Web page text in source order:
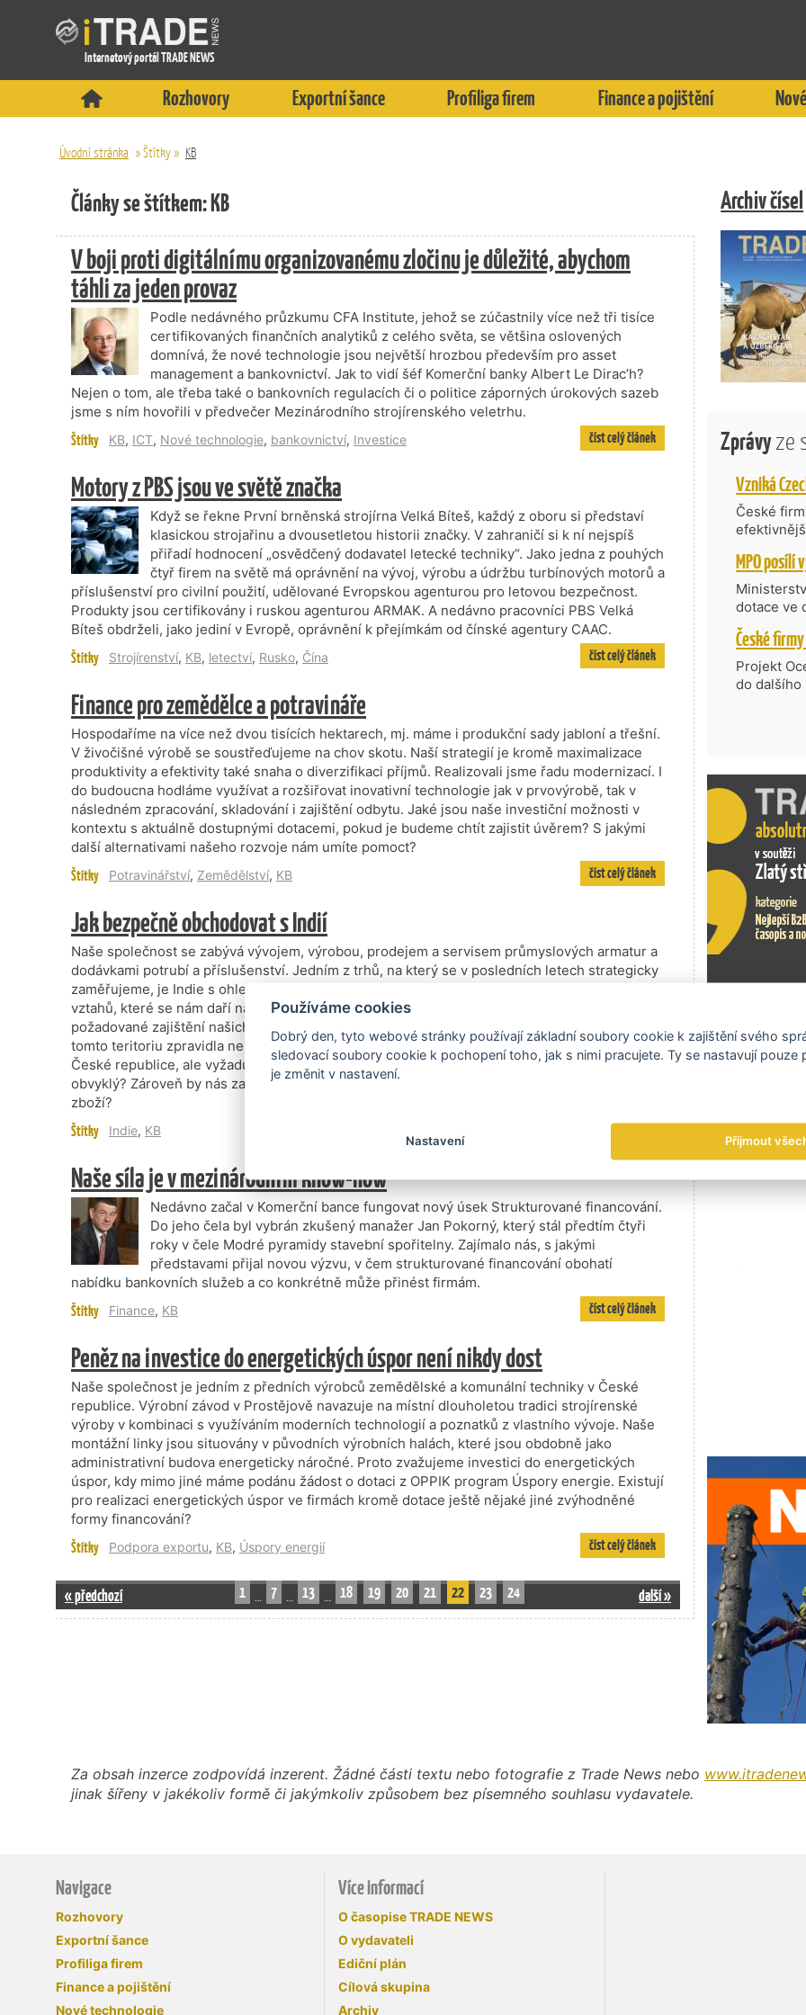
Internetový portál TRADE NEWS
Rozhovory Exportní šance Profiliga firem Finance a pojištění
Úvodní stránka »Štítky» KB
Články se štítkem: KB
V boji proti digitálnímu organizovanému zločinu je důležité, abychom
táhli za jeden provaz
Podle nedávného průzkumu CFA Institute, jehož se zúčastnily více než tři tisíce
certifikovaných finančních analytiků z celého světa, se většina oslovených
domnívá, že nové technologie jsou největší hrozbou především pro asset
management a bankovnictví. Jak to vidí šéf Komerční banky Albert Le Dirac’h?
Nejen o tom, ale třeba také o bankovních regulacích či o politice záporných úrokových sazeb
jsme s ním hovořili v předvečer Mezinárodního strojírenského veletrhu.
Štítky KB, ICT, Nové technologie, bankovnictví, Investice číst celý článek
Motory z PBS jsou ve světě značka
Když se řekne První brněnská strojírna Velká Bíteš, každý z oboru si představí
klasickou strojařinu a dvousetletou historii značky. V zahraničí si k ní nejspíš
přiřadí hodnocení „osvědčený dodavatel letecké techniky“. Jako jedna z pouhých
čtyř firem na světě má oprávnění na vývoj, výrobu a údržbu turbínových motorů a
příslušenství pro civilní použití, udělované Evropskou agenturou pro letovou bezpečnost.
Produkty jsou certifikovány i ruskou agenturou ARMAK. A nedávno pracovníci PBS Velká
Bíteš obdrželi, jako jediní v Evropě, oprávnění k přejímkám od čínské agentury CAAC.
Štítky Strojírenství, KB, letectví, Rusko, Čína číst celý článek
Finance pro zemědělce a potravináře
Hospodaříme na více než dvou tisících hektarech, mj. máme i produkční sady jabloní a třešní.
V živočišné výrobě se soustřeďujeme na chov skotu. Naší strategií je kromě maximalizace
produktivity a efektivity také snaha o diverzifikaci příjmů. Realizovali jsme řadu modernizací. I
do budoucna hodláme využívat a rozšiřovat inovativní technologie jak v prvovýrobě, tak v
následném zpracování, skladování i zajištění odbytu. Jaké jsou naše investiční možnosti v
kontextu s aktuálně dostupnými dotacemi, pokud je budeme chtít zajistit úvěrem? S jakými
další alternativami našeho rozvoje nám umíte pomoct?
Štítky Potravinářství, Zemědělství, KB číst celý článek
Jak bezpečně obchodovat s Indií
Naše společnost se zabývá vývojem, výrobou, prodejem a servisem průmyslových armatur a
dodávkami potrubí a příslušenství. Jedním z trhů, na který se v posledních letech strategicky
zaměřujeme, je Indie s ohledem na její obchodní potenciál do budoucna. V rámci obchodních
vztahů, které se nám daří navazovat, je potřeba při projednávání kontraktů řešit i standardně
požadované zajištění našich dodavatelských povinností formou záruk. Obchodní partneři v
tomto teritoriu zpravidla nepřijímají bankovní záruky vystavené v jejich prospěch bankami v
České republice, ale vyžadují pouze záruky vystavené místními bankami. Je tento přístup
obvyklý? Zároveň by nás zajímalo, jak si co nejlépe zajistit včasné zaplacení za námi dodané
zboží?
Štítky Indie, KB číst celý článek
Naše síla je v mezinárodním know-how
Nedávno začal v Komerční bance fungovat nový úsek Strukturované financování.
Do jeho čela byl vybrán zkušený manažer Jan Pokorný, který stál předtím čtyři
roky v čele Modré pyramidy stavební spořitelny. Zajímalo nás, s jakými
představami přijal novou výzvu, v čem strukturované financování obohatí
nabídku bankovních služeb a co konkrétně může přinést firmám.
Štítky Finance, KB číst celý článek
Peněz na investice do energetických úspor není nikdy dost
Naše společnost je jedním z předních výrobců zemědělské a komunální techniky v České
republice. Výrobní závod v Prostějově navazuje na místní dlouholetou tradici strojírenské
výroby v kombinaci s využíváním moderních technologií a poznatků z vlastního vývoje. Naše
montážní linky jsou situovány v původních výrobních halách, které jsou obdobně jako
administrativní budova energeticky náročné. Proto zvažujeme investici do energetických
úspor, kdy mimo jiné máme podánu žádost o dotaci z OPPIK program Úspory energie. Existují
pro realizaci energetických úspor ve firmách kromě dotace ještě nějaké jiné zvýhodněné
formy financování?
Štítky Podpora exportu, KB, Úspory energií číst celý článek
« předchozí 1 … 7 … 13 … 18 19 20 21 22 23 24 další »
Archiv čísel
Zprávyze
České
nabídne
zahraniční
dotace ve
Transfer,
Částkou
umělé
do
Projekt
do dalšího
prosazují
nejen
příběh.
Exportní
Za obsah inzerce zodpovídá inzerent. Žádné části textu nebo fotografie z Trade News nebo
jinak šířeny v jakékoliv formě či jakýmkoliv způsobem bez písemného souhlasu vydavatele.
Navigace
Rozhovory
Exportní šance
Profiliga firem
Finance a pojištění
Nové technologie
Více informací
O časopise TRADE NEWS
O vydavateli
Ediční plán
Cílová skupina
Archiv
Používáme cookies
Dobrý den, tyto webové stránky používají základní soubory cookie k zajištění svého
sledovací soubory cookie k pochopení toho, jak s nimi pracujete. Ty se nastavují pouze
je změnit v nastavení.
Nastavení Přijmout